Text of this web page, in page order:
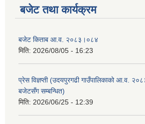
बजेट तथा कार्यक्रम
बजेट किताब आ.व. २०८३।०८४
मिति: 2026/08/05 - 16:23
प्रेस विज्ञप्ती (उदयपुरगढी गाउँपालिकाको आ.व.
बजेटसँग सम्बन्धित)
मिति: 2026/06/25 - 12:39